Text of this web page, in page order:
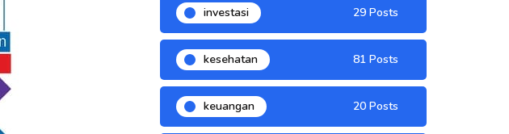
investasi 29 Posts
kesehatan 81 Posts
keuangan 20 Posts